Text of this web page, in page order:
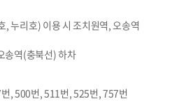
, 누리호) 이용 시 조치원역, 오송역
송역(충북선) 하차
, 500번, 511번, 525번, 757번